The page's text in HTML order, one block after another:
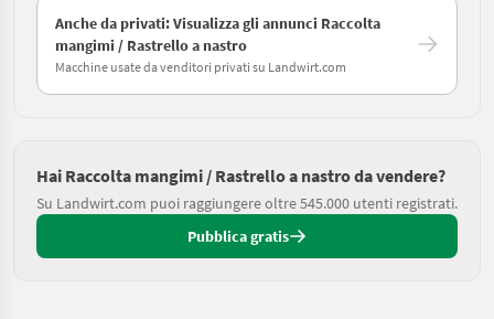
Anche da privati: Visualizza gli annunci Raccolta
mangimi / Rastrello a nastro
Macchine usate da venditori privati su Landwirt.com
Hai Raccolta mangimi / Rastrello a nastro da vendere?
Su Landwirt.com puoi raggiungere oltre 545.000 utenti registrati.
Pubblica gratis